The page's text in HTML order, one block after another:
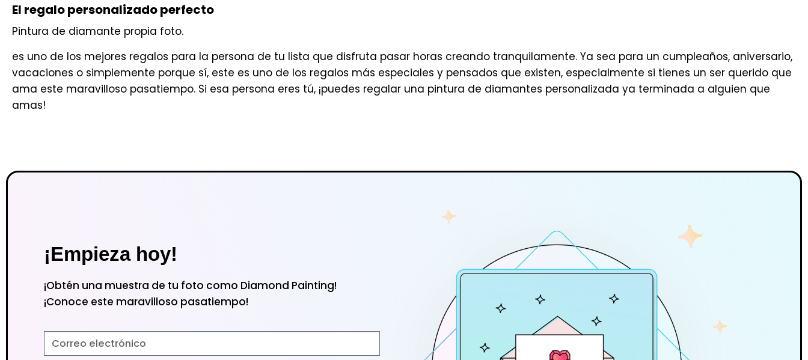
El regalo personalizado perfecto
Pintura de diamante propia foto.
es uno de los mejores regalos para la persona de tu lista que disfruta pasar horas creando tranquilamente. Ya sea para un cumpleaños, aniversario,
vacaciones o simplemente porque sí, este es uno de los regalos más especiales y pensados ​​que existen, especialmente si tienes un ser querido que
ama este maravilloso pasatiempo. Si esa persona eres tú, ¡puedes regalar una pintura de diamantes personalizada ya terminada a alguien que
amas!
¡Empieza hoy!
¡Obtén una muestra de tu foto como Diamond Painting!
¡Conoce este maravilloso pasatiempo!